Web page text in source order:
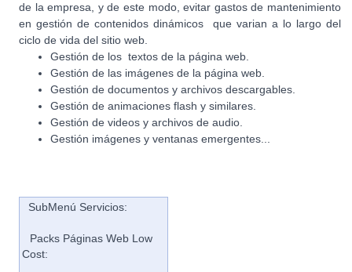
de la empresa, y de este modo, evitar gastos de mantenimiento
en gestión de contenidos dinámicos que varian a lo largo del
ciclo de vida del sitio web.
Gestión de los textos de la página web.
Gestión de las imágenes de la página web.
Gestión de documentos y archivos descargables.
Gestión de animaciones flash y similares.
Gestión de videos y archivos de audio.
Gestión imágenes y ventanas emergentes...
SubMenú Servicios:
Packs Páginas Web Low
Cost: